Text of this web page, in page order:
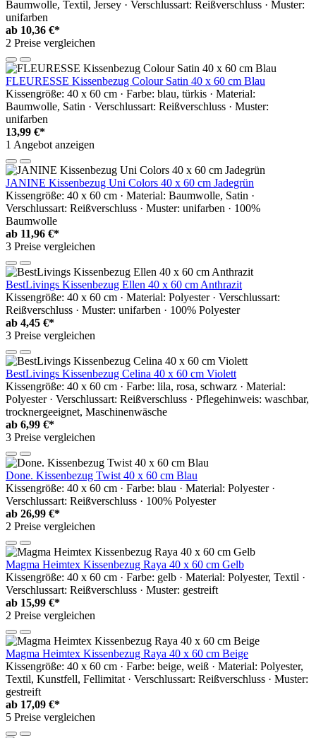
Baumwolle, Textil, Jersey · Verschlussart: Reißverschluss · Muster:
unifarben
ab 10,36 €*
2 Preise vergleichen
FLEURESSE Kissenbezug Colour Satin 40 x 60 cm Blau
Kissengröße: 40 x 60 cm · Farbe: blau, türkis · Material:
Baumwolle, Satin · Verschlussart: Reißverschluss · Muster:
unifarben
13,99 €*
1 Angebot anzeigen
JANINE Kissenbezug Uni Colors 40 x 60 cm Jadegrün
Kissengröße: 40 x 60 cm · Material: Baumwolle, Satin ·
Verschlussart: Reißverschluss · Muster: unifarben · 100%
Baumwolle
ab 11,96 €*
3 Preise vergleichen
BestLivings Kissenbezug Ellen 40 x 60 cm Anthrazit
Kissengröße: 40 x 60 cm · Material: Polyester · Verschlussart:
Reißverschluss · Muster: unifarben · 100% Polyester
ab 4,45 €*
3 Preise vergleichen
BestLivings Kissenbezug Celina 40 x 60 cm Violett
Kissengröße: 40 x 60 cm · Farbe: lila, rosa, schwarz · Material:
Polyester · Verschlussart: Reißverschluss · Pflegehinweis: waschbar,
trocknergeeignet, Maschinenwäsche
ab 6,99 €*
3 Preise vergleichen
Done. Kissenbezug Twist 40 x 60 cm Blau
Kissengröße: 40 x 60 cm · Farbe: blau · Material: Polyester ·
Verschlussart: Reißverschluss · 100% Polyester
ab 26,99 €*
2 Preise vergleichen
Magma Heimtex Kissenbezug Raya 40 x 60 cm Gelb
Kissengröße: 40 x 60 cm · Farbe: gelb · Material: Polyester, Textil ·
Verschlussart: Reißverschluss · Muster: gestreift
ab 15,99 €*
2 Preise vergleichen
Magma Heimtex Kissenbezug Raya 40 x 60 cm Beige
Kissengröße: 40 x 60 cm · Farbe: beige, weiß · Material: Polyester,
Textil, Kunstfell, Fellimitat · Verschlussart: Reißverschluss · Muster:
gestreift
ab 17,09 €*
5 Preise vergleichen